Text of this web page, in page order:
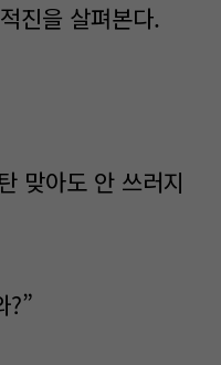
진을 살펴본다.
맞아도 안 쓰러지
?”